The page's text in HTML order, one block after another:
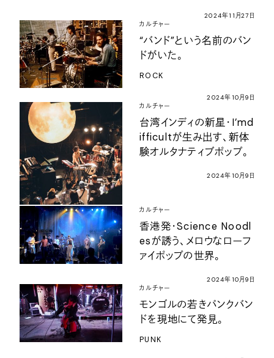
2024年11月27日
カルチャー
“バンド”という名前のバン
ドがいた。
ROCK
2024年10月9日
カルチャー
台湾インディの新星・I’md
ifficultが生み出す、新体
験オルタナティブポップ。
2024年10月9日
カルチャー
香港発・Science Noodl
esが誘う、メロウなローフ
ァイポップの世界。
2024年10月9日
カルチャー
モンゴルの若きパンクバン
ドを現地にて発見。
PUNK